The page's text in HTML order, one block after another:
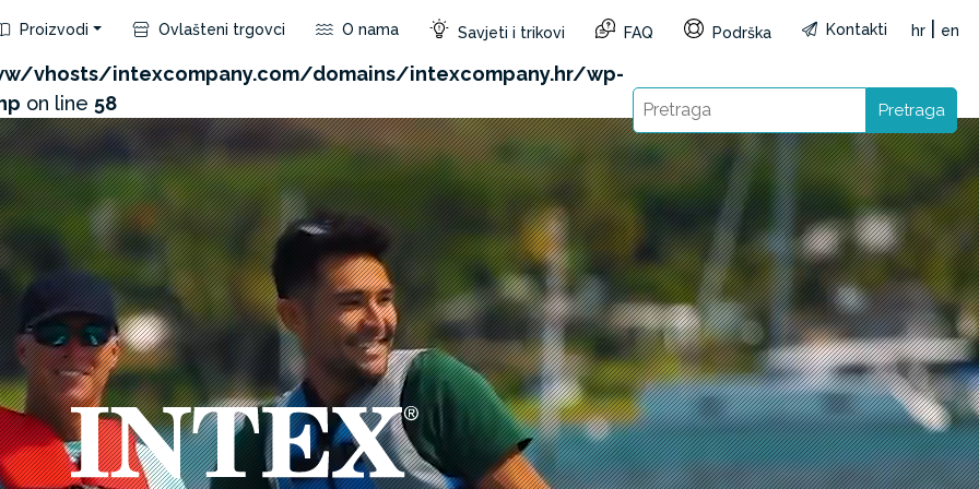
product/api.php?id=416&not_use_region=1&reg=HR&lang=hr): Failed to open stream: HTTP
vhosts/intexcompany.com/domains/intexcompany.hr/wp-
on line 58
Proizvodi Ovlašteni trgovci O nama Savjeti i trikovi FAQ Podrška Kontakti hr en
Pretraga